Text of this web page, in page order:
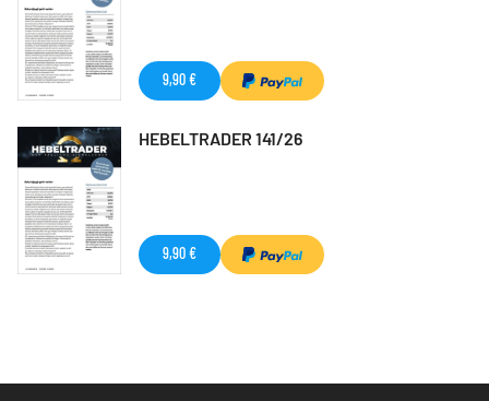
9,90 €
HEBELTRADER 141/26
9,90 €